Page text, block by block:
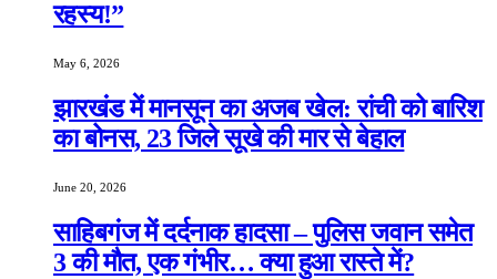
रहस्य!”
May 6, 2026
झारखंड में मानसून का अजब खेल: रांची को बारिश
का बोनस, 23 जिले सूखे की मार से बेहाल
June 20, 2026
साहिबगंज में दर्दनाक हादसा – पुलिस जवान समेत
3 की मौत, एक गंभीर… क्या हुआ रास्ते में?